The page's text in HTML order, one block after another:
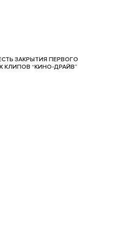
ЗАКРЫТИЯ ПЕРВОГО
“КИНО-ДРАЙВ”